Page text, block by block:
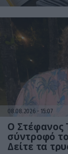
08.08.2026 15:07
Ο Στέφανος
σύντροφό
Δείτε τα